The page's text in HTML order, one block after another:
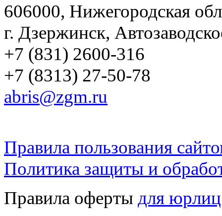
606000, Нижегородская
г. Дзержинск,
+7 (831) 2600-316
+7 (8313) 27-50-78
abris@zgm.ru
Правила пользования
Политика защиты и
Правила оферты для